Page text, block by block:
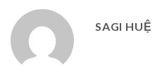
SAGI HUỆ